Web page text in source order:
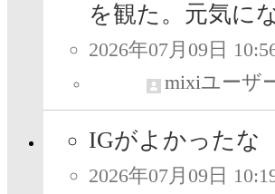
を観た。元気に
2026年07月09日
mixiユーザ
IGがよかったな
2026年07月09日